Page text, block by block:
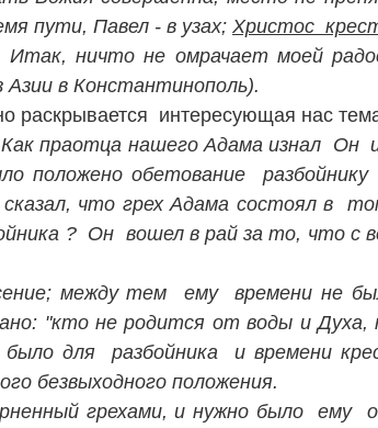
пути, Павел - в узах; Христос
ничто не омрачает моей
в Константинополь).
раскрывается интересующая нас
праотца нашего Адама изнал Он
положено обетование
сказал, что грех Адама состоял в
? Он вошел в рай за то, что с
между тем ему времени не
"кто не родится от воды и
было для разбойника и времени
безвыходного положения.
грехами, и нужно было